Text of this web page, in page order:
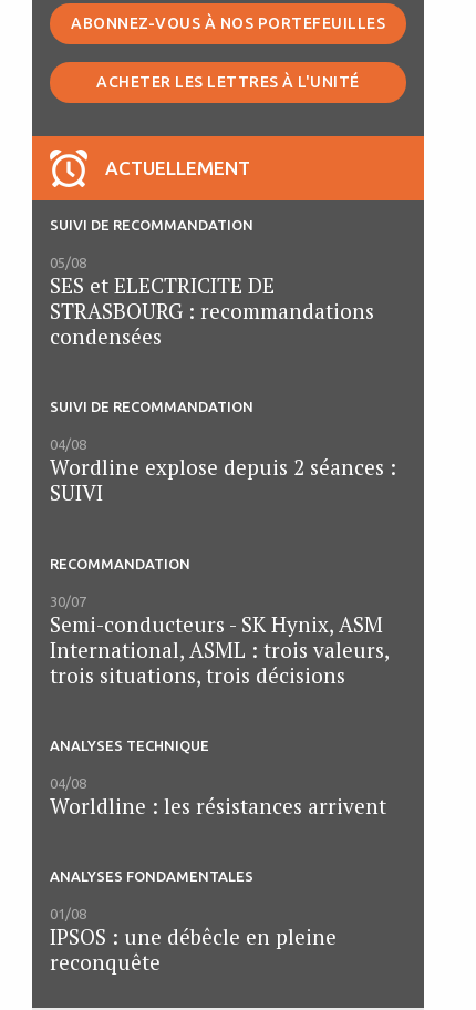
ABONNEZ-VOUS À NOS PORTEFEUILLES
ACHETER LES LETTRES À L'UNITÉ
ACTUELLEMENT
SUIVI DE RECOMMANDATION
05/08
SES et ELECTRICITE DE
STRASBOURG : recommandations
condensées
SUIVI DE RECOMMANDATION
04/08
Wordline explose depuis 2 séances :
SUIVI
RECOMMANDATION
30/07
Semi-conducteurs - SK Hynix, ASM
International, ASML : trois valeurs,
trois situations, trois décisions
ANALYSES TECHNIQUE
04/08
Worldline : les résistances arrivent
ANALYSES FONDAMENTALES
01/08
IPSOS : une débêcle en pleine
reconquête